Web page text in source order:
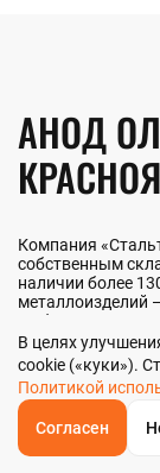
ОБРАТНЫЙ
АНОД
Компания
собственным
наличии более
металлоизделий
любых
оптом, так и в
заказ. Контроль
анализа до
НАШИ
Главная
В целях
cookie («куки»).
Политикой
Согласен